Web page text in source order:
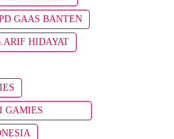
GAAS BANTEN
HIDAYAT
GAMIES